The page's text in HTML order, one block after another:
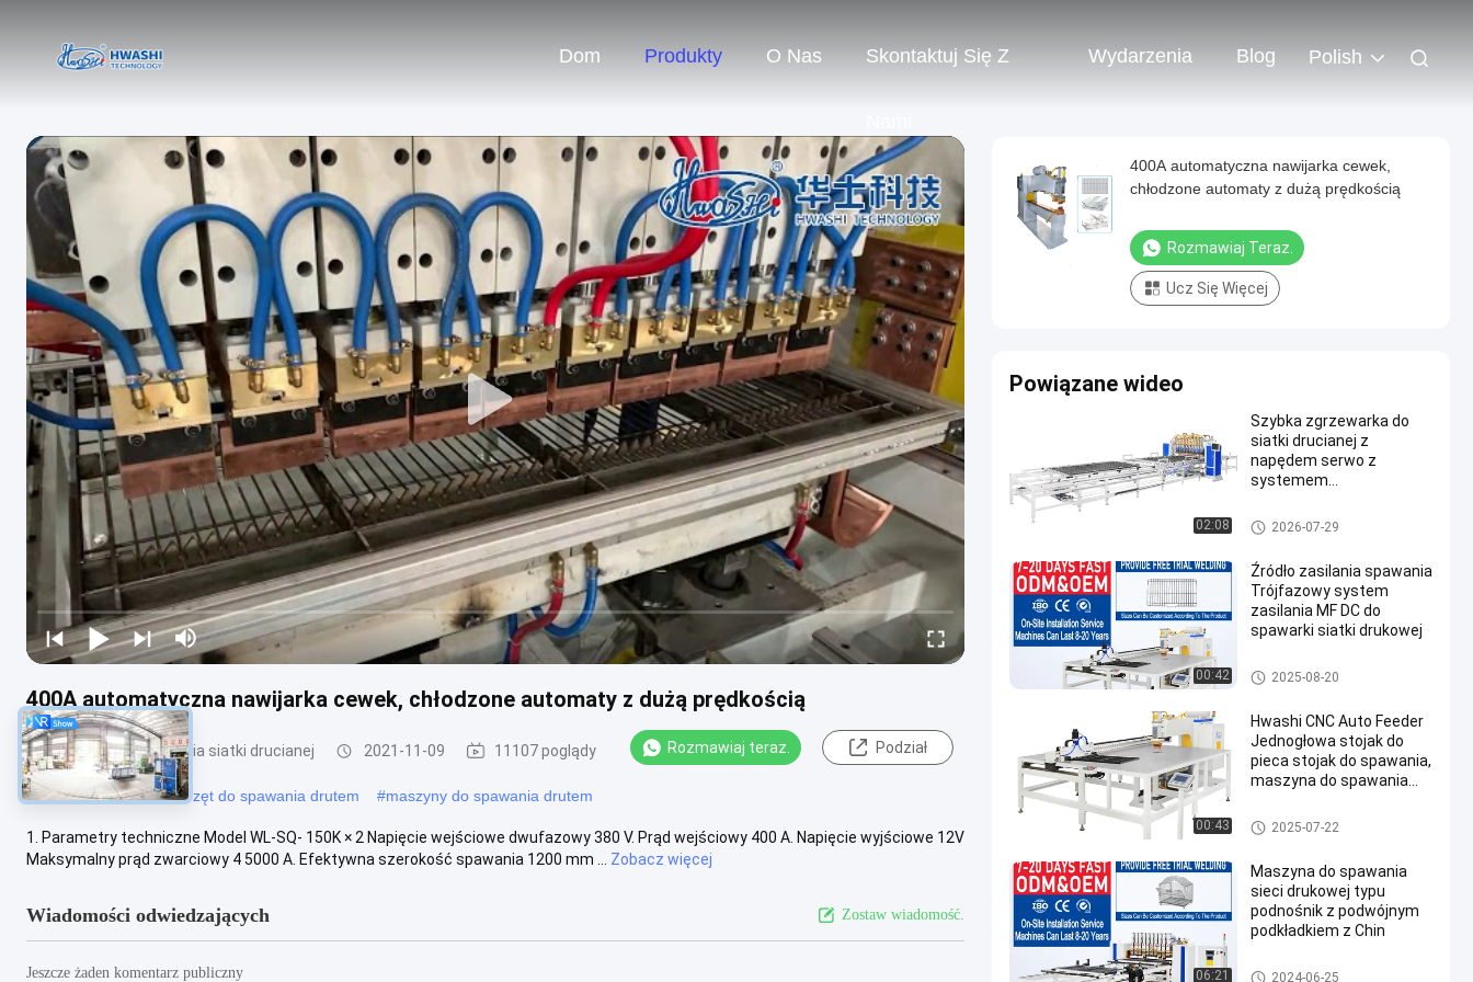
Dom Produkty O Nas Skontaktuj Się Z Wydarzenia Blog Polish
400A automatyczna nawijarka cewek, chłodzone automaty z dużą prędkością
Maszyna do spawania siatki drucianej 2021-11-09 11107 poglądy Rozmawiaj teraz. Podział
#spawacze drutu #sprzęt do spawania drutem #maszyny do spawania drutem
1. Parametry techniczne Model WL-SQ- 150K × 2 Napięcie wejściowe dwufazowy 380 V. Prąd wejściowy 400 A. Napięcie wyjściowe 12V
Maksymalny prąd zwarciowy 4 5000 A. Efektywna szerokość spawania 1200 mm ...
Zobacz więcej
Wiadomości odwiedzających Zostaw wiadomość.
Jeszcze żaden komentarz publiczny
400A automatyczna nawijarka cewek,
chłodzone automaty z dużą prędkością
Rozmawiaj Teraz.
Ucz Się Więcej
Powiązane wideo
02:08
Szybka zgrzewarka do
siatki drucianej z
napędem serwo z
systemem
pozycjonowania 2000
mm dla szybkiej produkcji
Maszyna do spawania siatki
drucianej
2026-07-29
00:42
Źródło zasilania spawania
Trójfazowy system
zasilania MF DC do
spawarki siatki drukowej
Maszyna do spawania siatki
drucianej
2025-08-20
00:43
Hwashi CNC Auto Feeder
Jednogłowa stojak do
pieca stojak do spawania,
maszyna do spawania
kuchenny automatyczna
maszyna do spawania
Maszyna do spawania siatki
drucianej
2025-07-22
06:21
Maszyna do spawania
sieci drukowej typu
podnośnik z podwójnym
podkładkiem z Chin
Maszyna do spawania siatki
2024-06-25